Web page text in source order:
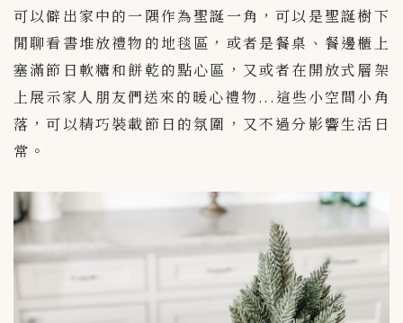
可以僻出家中的一隅作為聖誕一角，可以是聖誕樹下
閒聊看書堆放禮物的地毯區，或者是餐桌、餐邊櫃上
塞滿節日軟糖和餅乾的點心區，又或者在開放式層架
上展示家人朋友們送來的暖心禮物...這些小空間小角
落，可以精巧裝載節日的氛圍，又不過分影響生活日
常。